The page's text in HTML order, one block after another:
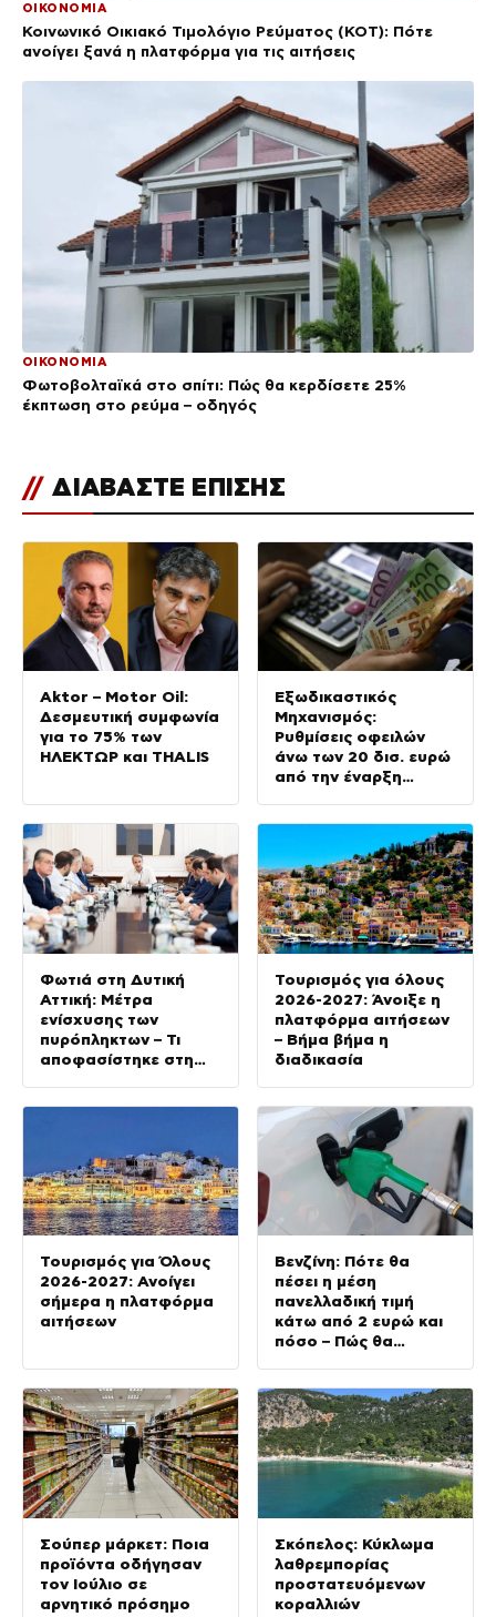
ΟΙΚΟΝΟΜΙΑ
Κοινωνικό Οικιακό Τιμολόγιο Ρεύματος (ΚΟΤ): Πότε
ανοίγει ξανά η πλατφόρμα για τις αιτήσεις
ΟΙΚΟΝΟΜΙΑ
Φωτοβολταϊκά στο σπίτι: Πώς θα κερδίσετε 25%
έκπτωση στο ρεύμα – οδηγός
// ΔΙΑΒΑΣΤΕ ΕΠΙΣΗΣ
Aktor – Motor Oil:
Δεσμευτική συμφωνία
για το 75% των
ΗΛΕΚΤΩΡ και THALIS
Εξωδικαστικός
Μηχανισμός:
Ρυθμίσεις οφειλών
άνω των 20 δισ. ευρώ
από την έναρξη
Φωτιά στη Δυτική
Αττική: Μέτρα
ενίσχυσης των
πυρόπληκτων – Τι
αποφασίστηκε στη
Τουρισμός για όλους
2026-2027: Άνοιξε η
πλατφόρμα αιτήσεων
– Βήμα βήμα η
διαδικασία
Τουρισμός για Όλους
2026-2027: Ανοίγει
σήμερα η πλατφόρμα
αιτήσεων
Βενζίνη: Πότε θα
πέσει η μέση
πανελλαδική τιμή
κάτω από 2 ευρώ και
πόσο – Πώς θα
Σούπερ μάρκετ: Ποια
προϊόντα οδήγησαν
τον Ιούλιο σε
αρνητικό πρόσημο
Σκόπελος: Κύκλωμα
λαθρεμπορίας
προστατευόμενων
κοραλλιών